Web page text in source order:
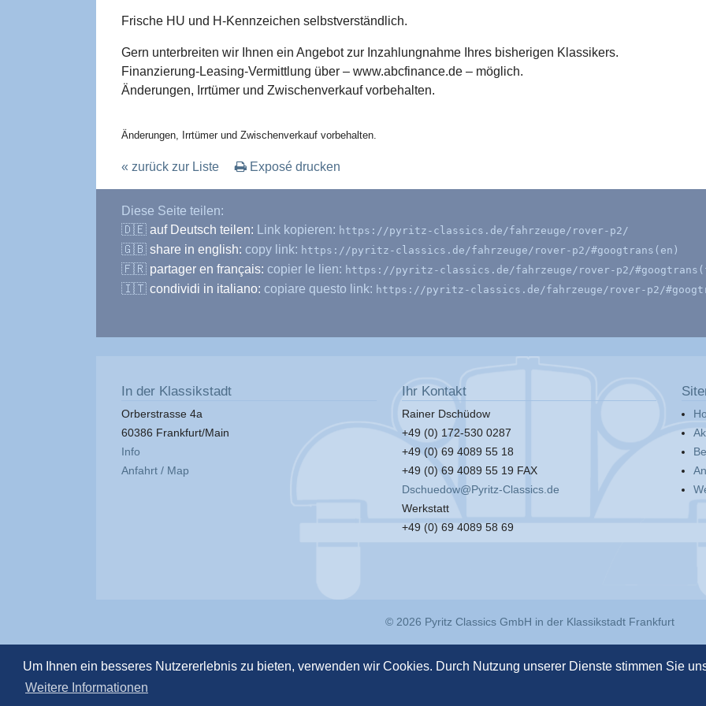
Um Ihnen ein besseres Nutzererlebnis zu bieten, verwenden wir Cookies. Durch Nutzung unserer Dienste stimmen Sie
Weitere Informationen
Frische HU und H-Kennzeichen selbstverständlich.
Gern unterbreiten wir Ihnen ein Angebot zur Inzahlungnahme Ihres bisherigen Klassikers.
Finanzierung-Leasing-Vermittlung über – www.abcfinance.de – möglich.
Änderungen, Irrtümer und Zwischenverkauf vorbehalten.
Änderungen, Irrtümer und Zwischenverkauf vorbehalten.
« zurück zur Liste Exposé drucken
Diese Seite teilen:
🇩🇪 auf Deutsch teilen: Link kopieren: https://pyritz-classics.de/fahrzeuge/rover-p2/
🇬🇧 share in english: copy link: https://pyritz-classics.de/fahrzeuge/rover-p2/#googtrans(en)
🇫🇷 partager en français: copier le lien: https://pyritz-classics.de/fahrzeuge/rover-p2/
🇮🇹 condividi in italiano: copiare questo link: https://pyritz-classics.de/fahrzeuge/rover-p2/
In der Klassikstadt
Orberstrasse 4a
60386 Frankfurt/Main
Info
Anfahrt / Map
Ihr Kontakt
Rainer Dschüdow
+49 (0) 172-530 0287
+49 (0) 69 4089 55 18
+49 (0) 69 4089 55 19 FAX
Dschuedow@Pyritz-Classics.de
Werkstatt
+49 (0) 69 4089 58 69
© 2026 Pyritz Classics GmbH in der Klassikstadt Frankfurt